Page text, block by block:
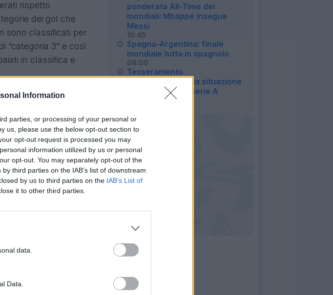
Information
parties, or processing of your personal or
us, please use the below opt-out section to
opt-out request is processed you may
information utilized by us or personal
opt-out. You may separately opt-out of the
third parties on the IAB’s list of downstream
by us to third parties on the IAB’s List of
it to other third parties.
data.
Data.
rispetto
dei gol che
sono classificati per
“categoria 3” e così
in classifica e
ponderata All-Time dei
mondiali: Mbappé insegue
Messi
10:45
Spagna-Argentina: finale
mondiale tutta in spagnolo
08:00
Tesseramento
extracomunitari: la situazione
delle squadre di Serie A